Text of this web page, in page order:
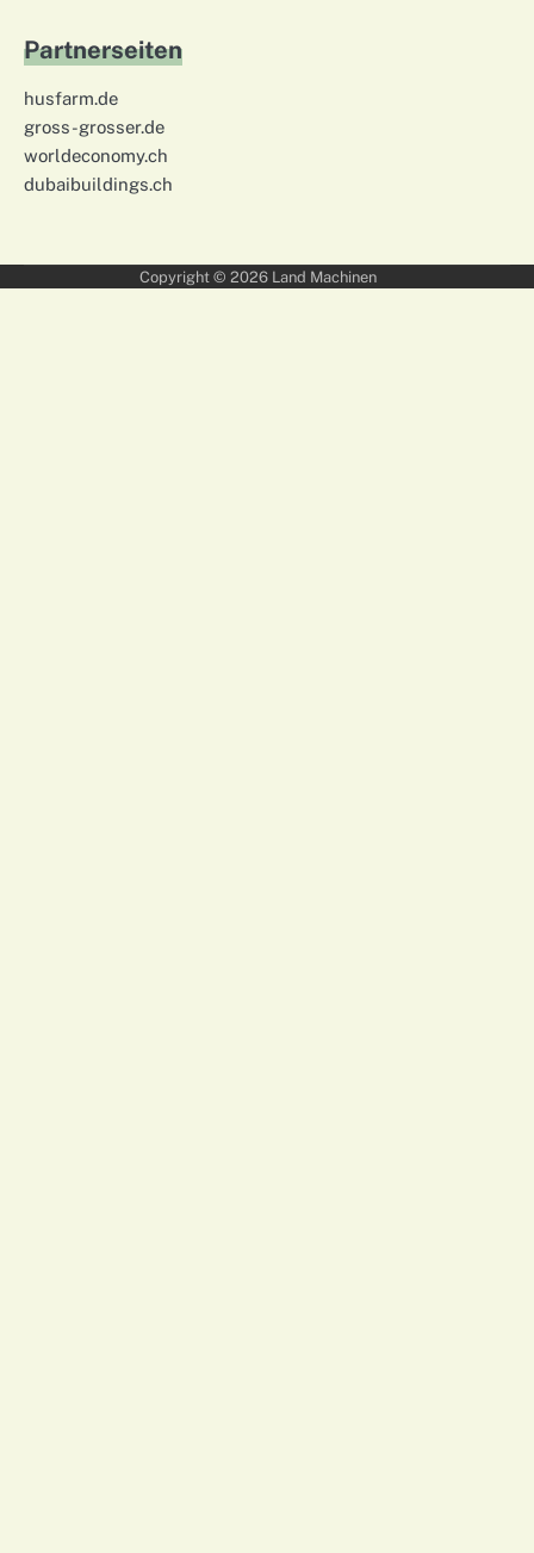
Partnerseiten
husfarm.de
gross-grosser.de
worldeconomy.ch
dubaibuildings.ch
Copyright © 2026 Land Machinen